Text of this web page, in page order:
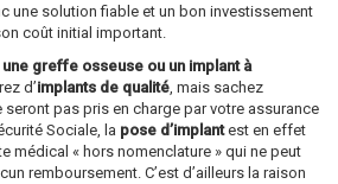
une solution fiable et un bon investissement
coût initial important.
une greffe osseuse ou un implant à
d’implants de qualité, mais sachez
seront pas pris en charge par votre assurance
Sociale, la pose d’implantest en effet
médical « hors nomenclature » qui ne peut
remboursement. C’est d’ailleurs la raison